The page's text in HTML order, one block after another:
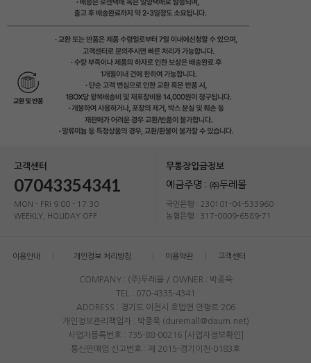
고객센터
07043354341
MON - FRI 9:00 - 17:30
WEEKLY, HOLIDAY OFF
무통장입금정보
예금주명 : ㈜두레몰
국민은행 : 230101-04-533960
농협은행 : 317-0009-6589-71
이용안내 개인정보 처리방침 이용약관 고객센터
COMPANY : (주)두레몰 / OWNER : 박종욱
TEL : 070-4335-4341
ADDRESS : 경기도 이천시 호법면 안평로 206
개인정보관리책임자 : 박종욱 (duremall@daum.net)
사업자등록번호 : 735-88-00216
[사업자정보확인]
통신판매업 신고번호 : 제 2015-경기이천-0183호